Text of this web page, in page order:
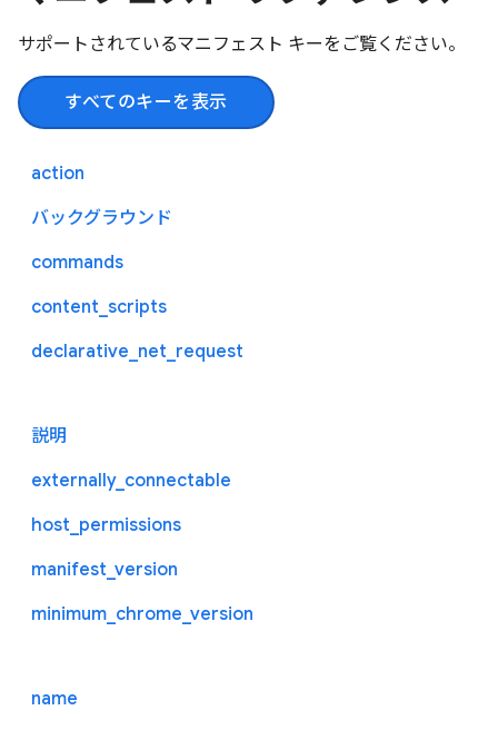
サポートされているマニフェスト キーをご覧ください。
すべてのキーを表示
action
バックグラウンド
commands
content_scripts
declarative_net_request
説明
externally_connectable
host_permissions
manifest_version
minimum_chrome_version
name